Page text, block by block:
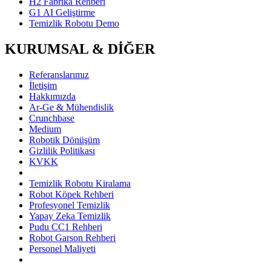
G1 AI Geliştirme
Temizlik Robotu Demo
KURUMSAL & DİĞER
Referanslarımız
İletişim
Hakkımızda
Ar-Ge & Mühendislik
Crunchbase
Medium
Robotik Dönüşüm
Gizlilik Politikası
KVKK
Temizlik Robotu Kiralama
Robot Köpek Rehberi
Profesyonel Temizlik
Yapay Zeka Temizlik
Pudu CC1 Rehberi
Robot Garson Rehberi
Personel Maliyeti